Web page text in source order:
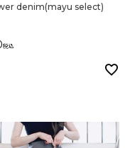
denim(mayu select)
税込